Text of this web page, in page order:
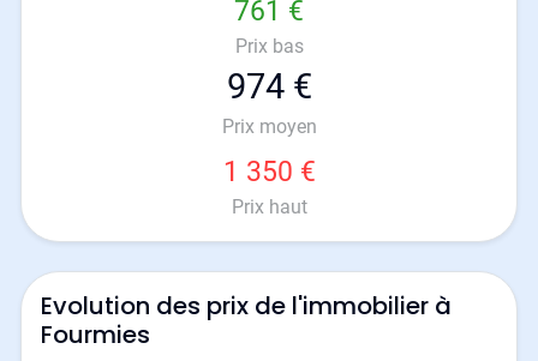
761 €
Prix bas
974 €
Prix moyen
1 350 €
Prix haut
Evolution des prix de l'immobilier à
Fourmies